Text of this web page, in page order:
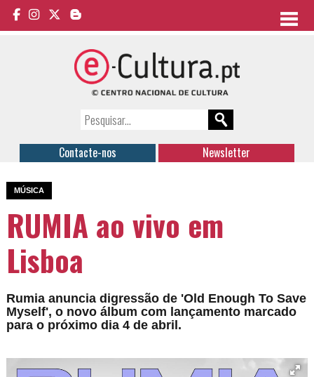
Contacte-nos Newsletter
MÚSICA
RUMIA ao vivo em
Lisboa
Rumia anuncia digressão de 'Old Enough To Save
Myself', o novo álbum com lançamento marcado
para o próximo dia 4 de abril.